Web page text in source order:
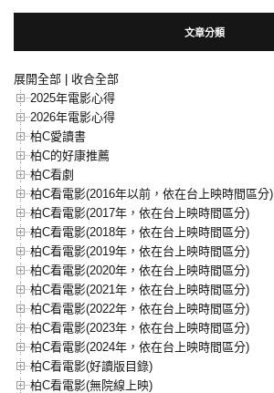
文章分類
展開全部
收合全部
2025年電影心得
2026年電影心得
柏C愛讀書
柏C的好康推薦
柏C看劇
柏C看電影(2016年以前，依在台上映時間區分)
柏C看電影(2017年，依在台上映時間區分)
柏C看電影(2018年，依在台上映時間區分)
柏C看電影(2019年，依在台上映時間區分)
柏C看電影(2020年，依在台上映時間區分)
柏C看電影(2021年，依在台上映時間區分)
柏C看電影(2022年，依在台上映時間區分)
柏C看電影(2023年，依在台上映時間區分)
柏C看電影(2024年，依在台上映時間區分)
柏C看電影(好讀版目錄)
柏C看電影(無院線上映)